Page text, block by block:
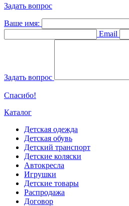
Задать вопрос
Ваше имя:
Email
Задать вопрос
Спасибо!
Каталог
Детская одежда
Детская обувь
Детский транспорт
Детские коляски
Автокресла
Игрушки
Детские товары
Распродажа
Договор